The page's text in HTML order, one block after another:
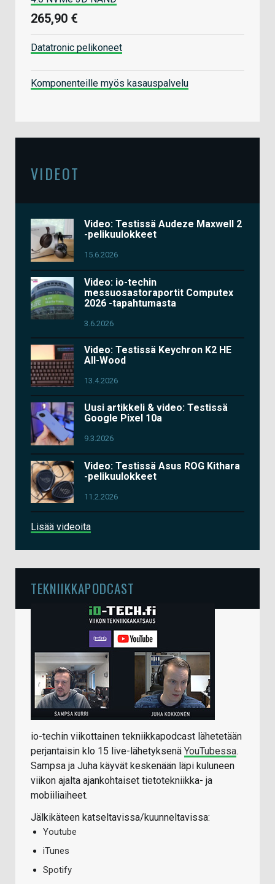
265,90 €
Datatronic pelikoneet
Komponenteille myös kasauspalvelu
VIDEOT
Video: Testissä Audeze Maxwell 2
-pelikuulokkeet
15.6.2026
Video: io-techin
messuosastoraportit Computex
2026 -tapahtumasta
3.6.2026
Video: Testissä Keychron K2 HE
All-Wood
13.4.2026
Uusi artikkeli & video: Testissä
Google Pixel 10a
9.3.2026
Video: Testissä Asus ROG Kithara
-pelikuulokkeet
11.2.2026
Lisää videoita
TEKNIIKKAPODCAST
io-techin viikottainen tekniikkapodcast lähetetään
perjantaisin klo 15 live-lähetyksenä YouTubessa.
Sampsa ja Juha käyvät keskenään läpi kuluneen
viikon ajalta ajankohtaiset tietotekniikka- ja
mobiiliaiheet.
Jälkikäteen katseltavissa/kuunneltavissa:
Youtube
iTunes
Spotify